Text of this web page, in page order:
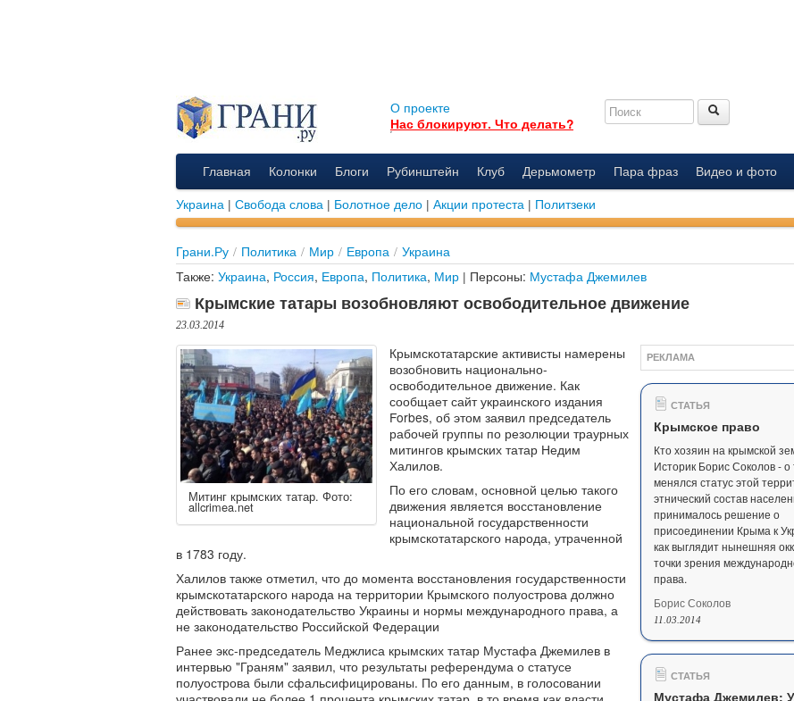
О проекте
Нас блокируют. Что делать?
Главная Колонки Блоги Рубинштейн Клуб Дерьмометр Пара фраз
Видео и фото
Украина | Свобода слова | Болотное дело | Акции протеста | Политзеки
Грани.Ру / Политика / Мир / Европа / Украина
Также: Украина, Россия, Европа, Политика, Мир | Персоны: Мустафа Джемилев
Крымские татары возобновляют освободительное движение
23.03.2014
Митинг крымских татар. Фото:
allcrimea.net
РЕКЛАМА
СТАТЬЯ
Крымское право
Кто хозяин на крымской
Историк Борис Соколов - о
менялся статус этой
этнический состав
принималось решение о
присоединении Крыма к
как выглядит нынешняя
точки зрения
права.
Борис Соколов
11.03.2014
СТАТЬЯ
Мустафа Джемилев:
Крымскотатарские активисты намерены
возобновить национально-
освободительное движение. Как
сообщает сайт украинского издания
Forbes, об этом заявил председатель
рабочей группы по резолюции траурных
митингов крымских татар Недим
Халилов.
По его словам, основной целью такого
движения является восстановление
национальной государственности
крымскотатарского народа, утраченной
в 1783 году.
Халилов также отметил, что до момента восстановления государственности
крымскотатарского народа на территории Крымского полуострова должно
действовать законодательство Украины и нормы международного права, а
не законодательство Российской Федерации
Ранее экс-председатель Меджлиса крымских татар Мустафа Джемилев в
интервью "Граням" заявил, что результаты референдума о статусе
полуострова были сфальсифицированы. По его данным, в голосовании